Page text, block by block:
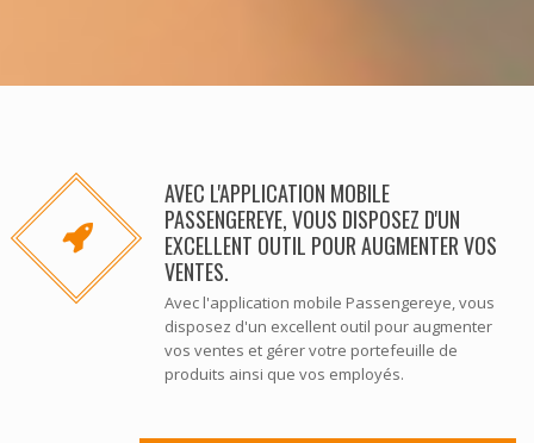
AVEC L'APPLICATION MOBILE
PASSENGEREYE, VOUS DISPOSEZ D'UN
EXCELLENT OUTIL POUR AUGMENTER VOS
VENTES.
Avec l'application mobile Passengereye, vous
disposez d'un excellent outil pour augmenter
vos ventes et gérer votre portefeuille de
produits ainsi que vos employés.